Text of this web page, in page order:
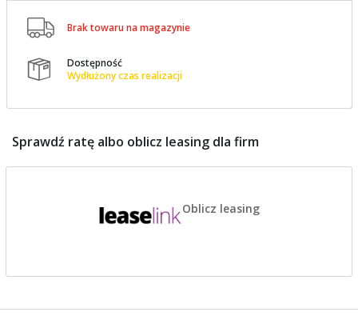
 Brak towaru na magazynie

Dostępność
Wydłużony czas realizacji
Sprawdź ratę albo oblicz leasing dla firm
Oblicz leasing